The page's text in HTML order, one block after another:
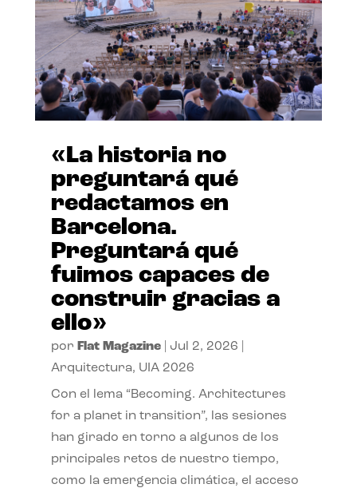
«La historia no
preguntará qué
redactamos en
Barcelona.
Preguntará qué
fuimos capaces de
construir gracias a
ello»
por Flat Magazine| Jul 2, 2026
Arquitectura, UIA 2026
Con el lema “Becoming. Architectures
for a planet in transition”, las sesiones
han girado en torno a algunos de los
principales retos de nuestro tiempo,
como la emergencia climática, el acceso